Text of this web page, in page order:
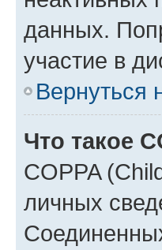
данных.
участие в
Вернуться
Что такое
COPPA
личных